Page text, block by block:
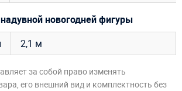
новогодней фигуры
2,1 м
за собой право изменять
его внешний вид и комплектность без